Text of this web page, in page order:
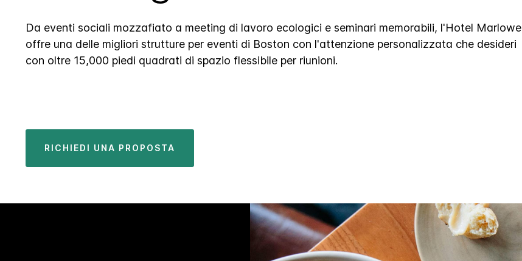
Da eventi sociali mozzafiato a meeting di lavoro ecologici e seminari memorabili, l'Hotel Marlowe
offre una delle migliori strutture per eventi di Boston con l'attenzione personalizzata che desideri
con oltre 15,000 piedi quadrati di spazio flessibile per riunioni.
RICHIEDI UNA PROPOSTA